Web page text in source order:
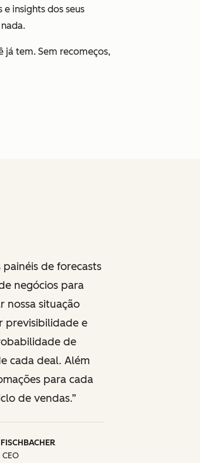
insights dos seus
já tem. Sem recomeços,
de forecasts
negócios para
nossa situação
previsibilidade e
de
cada deal. Além
para cada
de vendas.
CEO